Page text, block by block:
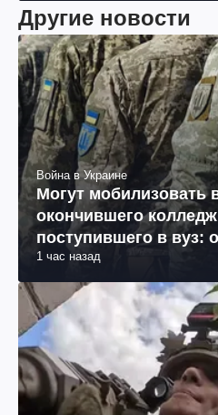
Другие новости
Война в Украине
Могут мобилизовать
окончившего
поступившего в вуз:
юриста
1 час назад